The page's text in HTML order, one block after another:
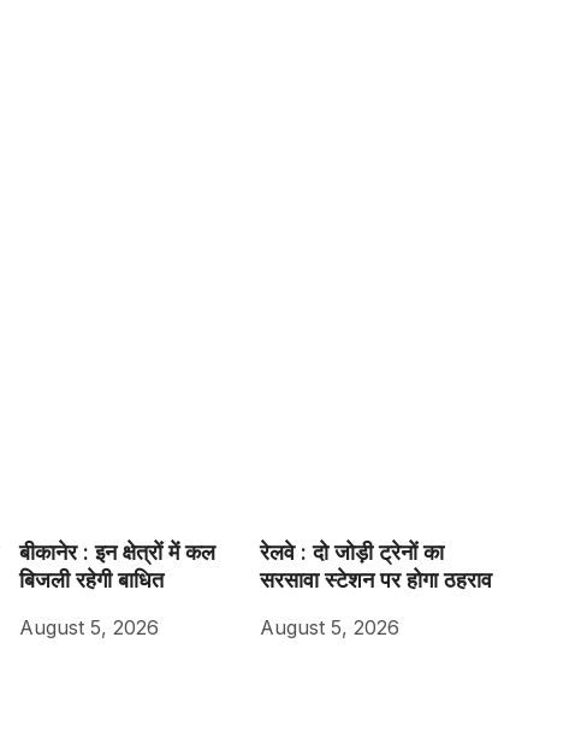
बीकानेर : इन क्षेत्रों में कल
बिजली रहेगी बाधित
August 5, 2026
रेलवे : दो जोड़ी ट्रेनों का
सरसावा स्टेशन पर होगा ठहराव
August 5, 2026